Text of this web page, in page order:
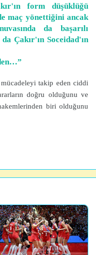
form düşüklüğü
maç yönettiğini ancak
da başarılı
Çakır'ın Soceidad'ın
takip eden ciddi
doğru olduğunu ve
biri olduğunu